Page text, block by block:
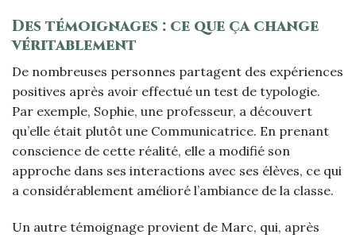
Des témoignages : ce que ça change
véritablement
De nombreuses personnes partagent des expériences
positives après avoir effectué un test de typologie.
Par exemple, Sophie, une professeur, a découvert
qu’elle était plutôt une Communicatrice. En prenant
conscience de cette réalité, elle a modifié son
approche dans ses interactions avec ses élèves, ce qui
a considérablement amélioré l’ambiance de la classe.
Un autre témoignage provient de Marc, qui, après